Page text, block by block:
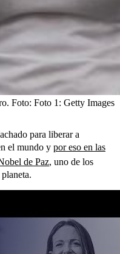
Foto: Foto 1: Getty Images
para liberar a
el mundo y por eso en las
de Paz, uno de los